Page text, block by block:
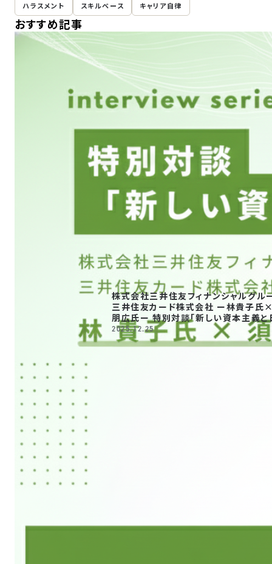
ハラスメント スキルベース キャリア自律
おすすめ記事
株式会社三井住友フィナンシャルグル
三井住友カード株式会社 ー林貴子氏×須東
朋広氏ー 特別対談「新しい資本主義と
の雇用の本
質
2025.12.25